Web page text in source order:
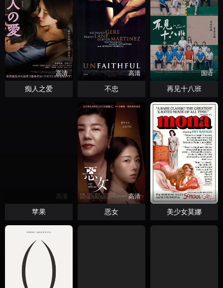
高清
痴人之爱
高清
不忠
国语
再见十八班
高清
苹果
高清
恶女
高清
美少女莫娜